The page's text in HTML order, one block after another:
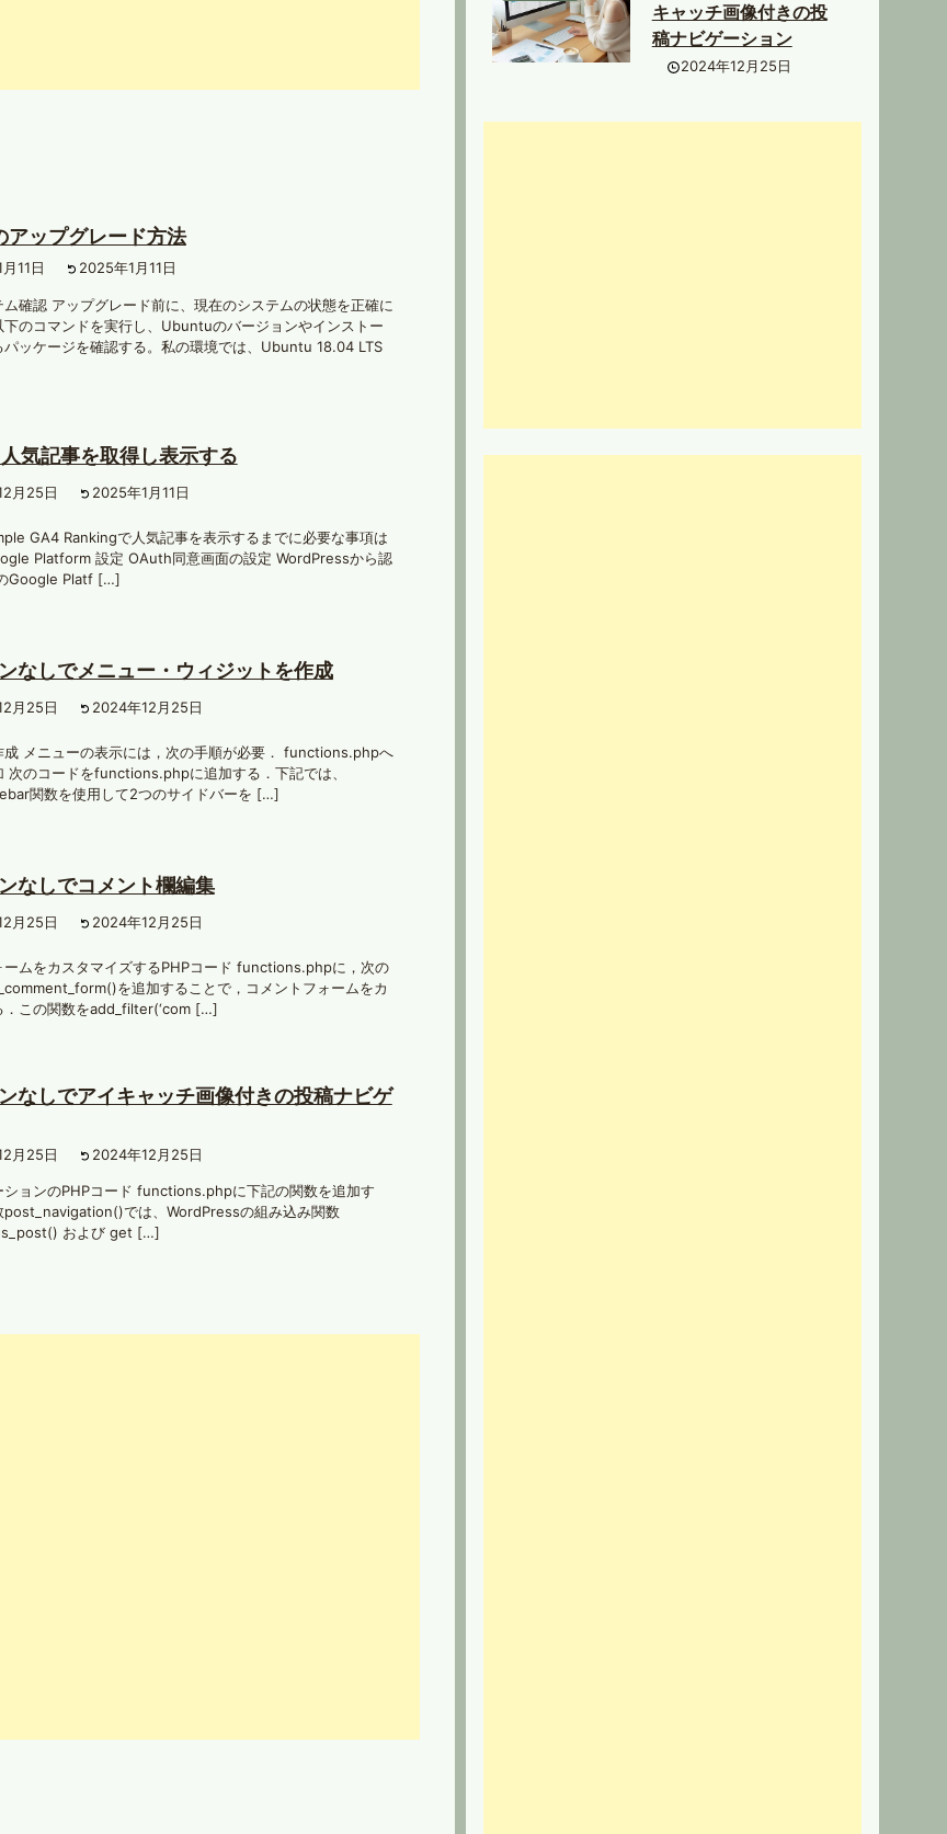
ップグレード方法
11日 2025年1月11日
確認 アップグレード前に、現在のシステムの状態を正確に
下のコマンドを実行し、Ubuntuのバージョンやインストー
パッケージを確認する。私の環境では、Ubuntu 18.04 LTS
気記事を取得し表示する
月25日 2025年1月11日
GA4 Rankingで人気記事を表示するまでに必要な事項は
Platform 設定 OAuth同意画面の設定 WordPressから認
Google Platf […]
なしでメニュー・ウィジットを作成
月25日 2024年12月25日
成 メニューの表示には，次の手順が必要． functions.phpへ
次のコードをfunctions.phpに追加する．下記では、
関数を使用して2つのサイドバーを […]
なしでコメント欄編集
月25日 2024年12月25日
ームをカスタマイズするPHPコード functions.phpに，次の
を追加することで，コメントフォームをカ
．この関数をadd_filter(‘com […]
なしでアイキャッチ画像付きの投稿ナビゲ
月25日 2024年12月25日
ションのPHPコード functions.phpに下記の関数を追加す
post_navigation()では、WordPressの組み込み関数
および get […]
キャッチ画像付きの投
稿ナビゲーション
2024年12月25日